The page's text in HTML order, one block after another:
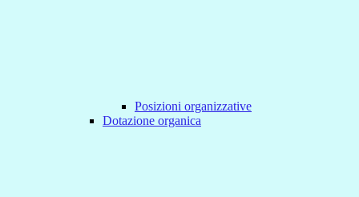
Posizioni organizzative
Dotazione organica